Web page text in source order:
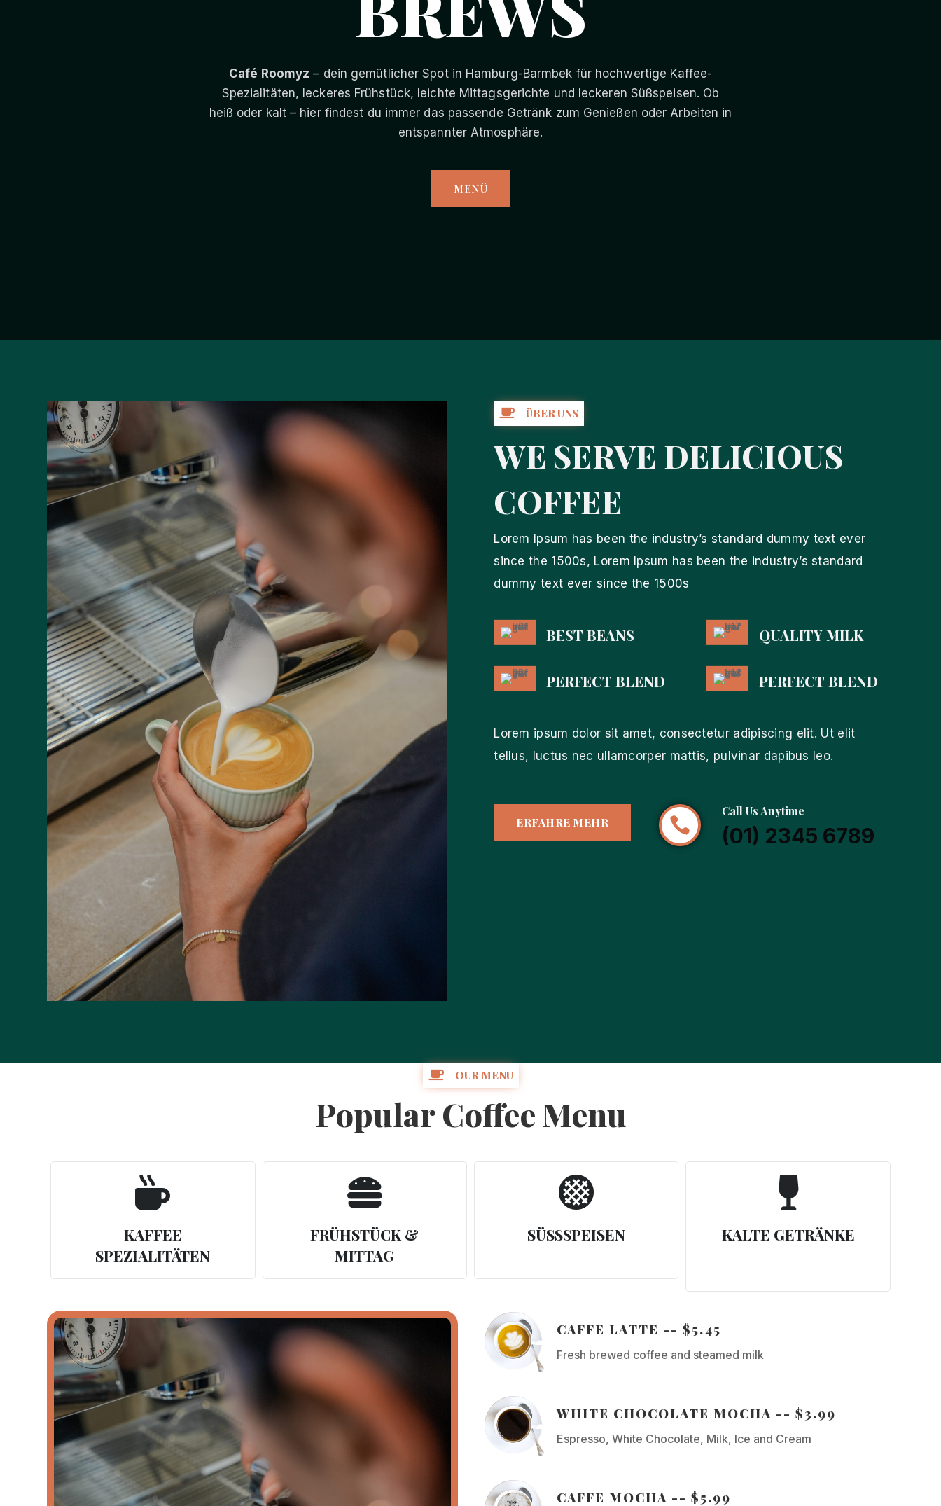
Café Roomyz – dein gemütlicher Spot in Hamburg-Barmbek für hochwertige Kaffee-
Spezialitäten, leckeres Frühstück, leichte Mittagsgerichte und leckeren Süßspeisen. Ob
heiß oder kalt – hier findest du immer das passende Getränk zum Genießen oder Arbeiten in
entspannter Atmosphäre.
MENÜ
 ÜBER UNS
WE SERVE DELICIOUS
COFFEE
Lorem Ipsum has been the industry’s standard dummy text ever
since the 1500s, Lorem Ipsum has been the industry’s standard
dummy text ever since the 1500s
BEST BEANS
PERFECT BLEND
QUALITY MILK
PERFECT BLEND
Lorem ipsum dolor sit amet, consectetur adipiscing elit. Ut elit
tellus, luctus nec ullamcorper mattis, pulvinar dapibus leo.
ERFAHRE MEHR 
Call Us Anytime
(01) 2345 6789
 OUR MENU
Popular Coffee Menu

KAFFEE
SPEZIALITÄTEN

FRÜHSTÜCK &
MITTAG

SÜSSSPEISEN

KALTE GETRÄNKE
CAFFE LATTE -- $5.45
Fresh brewed coffee and steamed milk
WHITE CHOCOLATE MOCHA -- $3.99
Espresso, White Chocolate, Milk, Ice and Cream
CAFFE MOCHA -- $5.99